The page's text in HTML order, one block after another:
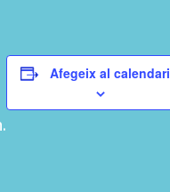
Afegeix al calendari